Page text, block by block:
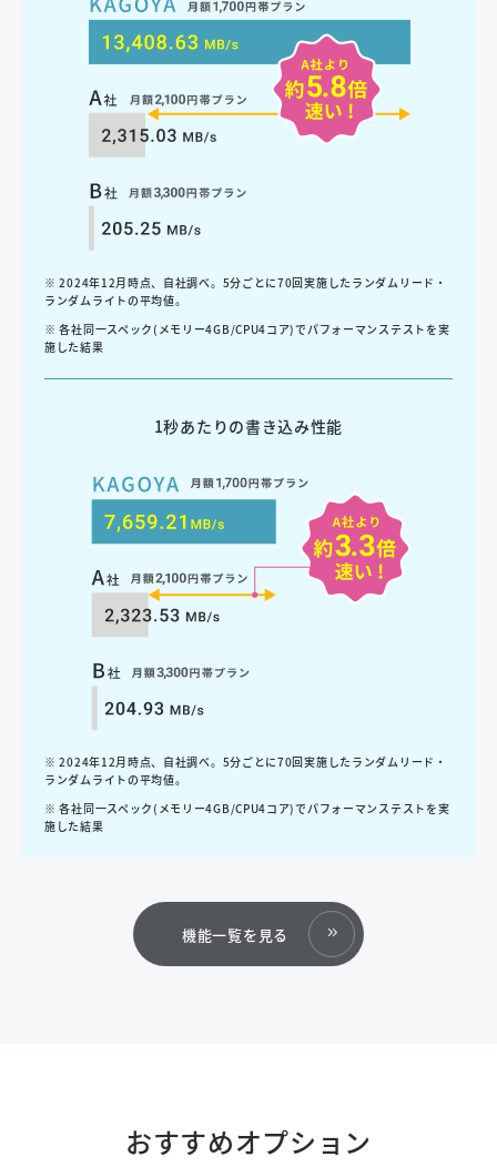
※ 2024年12月時点、自社調べ。5分ごとに70回実施したランダムリード・
ランダムライトの平均値。
※ 各社同一スペック(メモリー4GB/CPU4コア)でパフォーマンステストを実
施した結果
1秒あたりの書き込み性能
※ 2024年12月時点、自社調べ。5分ごとに70回実施したランダムリード・
ランダムライトの平均値。
※ 各社同一スペック(メモリー4GB/CPU4コア)でパフォーマンステストを実
施した結果
機能一覧を見る
おすすめオプション
ご利用中のお客様はこちら
ご利用に関するお問い合わせ